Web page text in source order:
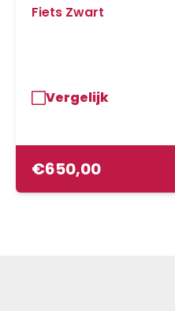
Fiets Zwart
Vergelijk
€650,00